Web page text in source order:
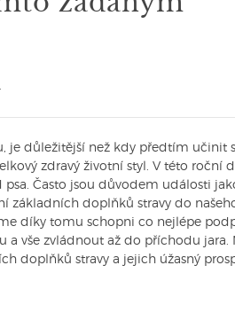
je důležitější než kdy předtím učinit
zdravý životní styl. V této roční
Často jsou důvodem události
základních doplňků stravy do
díky tomu schopni co nejlépe
vše zvládnout až do příchodu jara.
doplňků stravy a jejich úžasný